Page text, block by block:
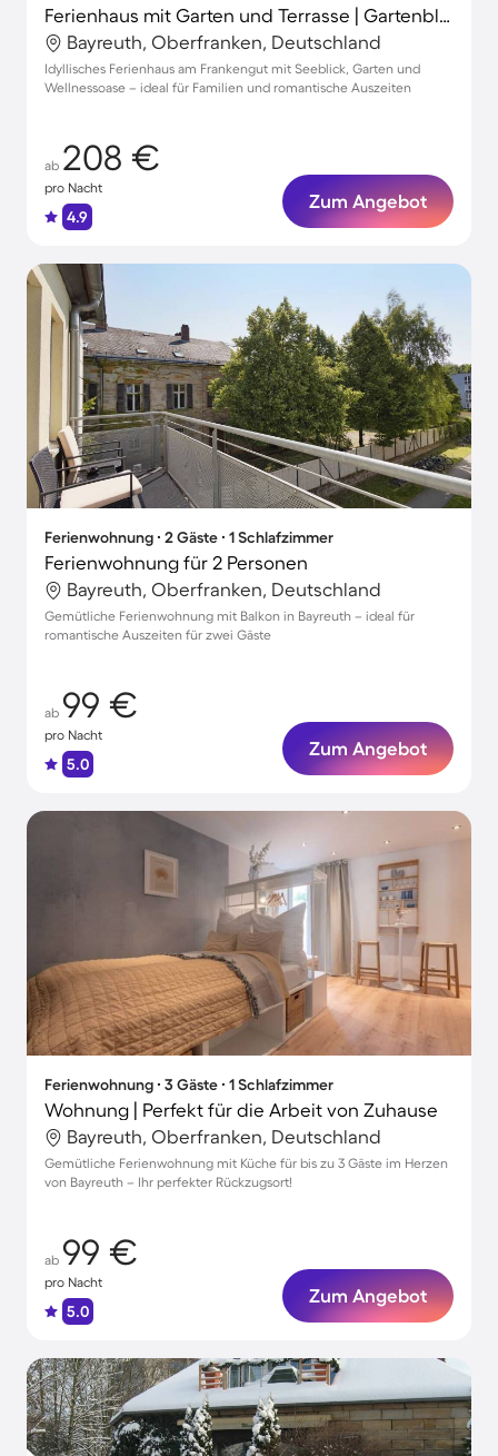
Ferienhaus mit Garten und Terrasse | Gartenblick
Bayreuth, Oberfranken, Deutschland
Idyllisches Ferienhaus am Frankengut mit Seeblick, Garten und
Wellnessoase – ideal für Familien und romantische Auszeiten
ab 208 €
pro Nacht
4.9
Zum Angebot
Ferienwohnung ∙ 2 Gäste ∙ 1 Schlafzimmer
Ferienwohnung für 2 Personen
Bayreuth, Oberfranken, Deutschland
Gemütliche Ferienwohnung mit Balkon in Bayreuth – ideal für
romantische Auszeiten für zwei Gäste
ab 99 €
pro Nacht
5.0
Zum Angebot
Ferienwohnung ∙ 3 Gäste ∙ 1 Schlafzimmer
Wohnung | Perfekt für die Arbeit von Zuhause
Bayreuth, Oberfranken, Deutschland
Gemütliche Ferienwohnung mit Küche für bis zu 3 Gäste im Herzen
von Bayreuth – Ihr perfekter Rückzugsort!
ab 99 €
pro Nacht
5.0
Zum Angebot